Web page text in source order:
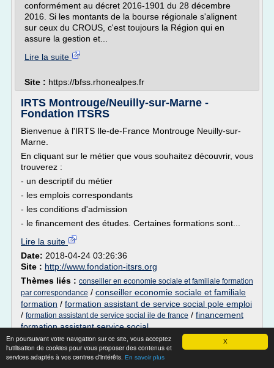
X
En poursuivant votre navigation sur ce site, vous acceptez
l'utilisation de cookies pour vous proposer des contenus et
services adaptés à vos centres d'intérêts. En savoir plus
conformément au décret 2016-1901 du 28 décembre
2016. Si les montants de la bourse régionale s'alignent
sur ceux du CROUS, c'est toujours la Région qui en
assure la gestion et...
Lire la suite
Site : https://bfss.rhonealpes.fr
IRTS Montrouge/Neuilly-sur-Marne -
Fondation ITSRS
Bienvenue à l'IRTS Ile-de-France Montrouge Neuilly-sur-
Marne.
En cliquant sur le métier que vous souhaitez découvrir, vous
trouverez :
- un descriptif du métier
- les emplois correspondants
- les conditions d'admission
- le financement des études. Certaines formations sont...
Lire la suite
Date: 2018-04-24 03:26:36
Site : http://www.fondation-itsrs.org
Thèmes liés : conseiller en economie sociale et familiale formation
par correspondance / conseiller economie sociale et familiale
formation / formation assistant de service social pole emploi
/ formation assistant de service social ile de france / financement
formation assistant service social
formation D'auxiliaire De Vie Sociale